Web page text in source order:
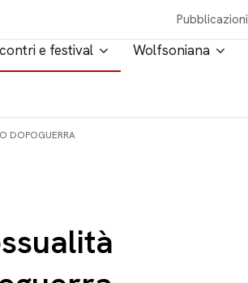
Pubblicazioni
e festival Wolfsoniana
DOPOGUERRA